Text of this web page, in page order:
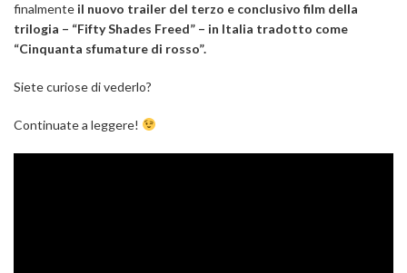
finalmente il nuovo trailer del terzo e conclusivo film della
trilogia – “Fifty Shades Freed” – in Italia tradotto come
“Cinquanta sfumature di rosso”.
Siete curiose di vederlo?
Continuate a leggere!